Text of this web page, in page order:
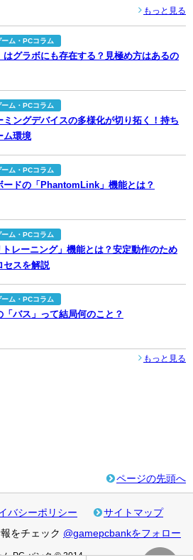
もっと見る
ーム・PCコラム
はグラボにも存在する？見極め方はあるの
ーム・PCコラム
ミングデバイスの多様化が切り拓く！持ち
ム環境
ーム・PCコラム
ードの「PhantomLink」機能とは？
ーム・PCコラム
レーニング」機能とは？安定動作のため
セスを解説
ーム・PCコラム
「バス」って結局何のこと？
もっと見る
ページの先頭へ
バシーポリシー
サイトマップ
をチェック @gamepcbankをフォロー
ム PC バンク © 2014